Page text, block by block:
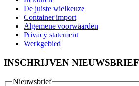
De juiste wielkeuze
Container import
Algemene voorwaarden
Privacy statement
Werkgebied
INSCHRIJVEN NIEUWSBRIEF
Nieuwsbrief